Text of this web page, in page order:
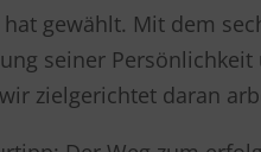
gewählt. Mit dem
seiner
zielgerichtet daran